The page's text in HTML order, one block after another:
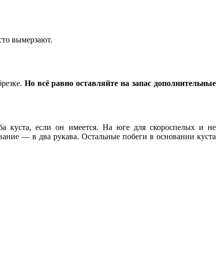
вымерзают.
Но всё равно оставляйте на запас дополнительные
куста, если он имеется. На юге для скороспелых и не
— в два рукава. Остальные побеги в основании куста